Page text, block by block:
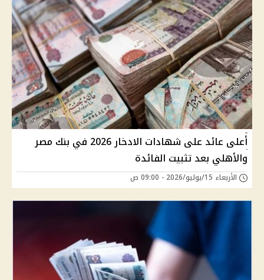
أعلى عائد على شهادات الادخار 2026 في بنك مصر
والأهلي بعد تثبيت الفائدة
الأربعاء 15/يوليو/2026 - 09:00 ص